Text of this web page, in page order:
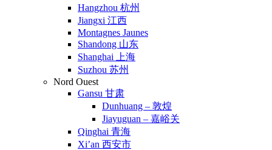
Hangzhou 杭州
Jiangxi 江西
Montagnes Jaunes
Shandong 山东
Shanghai 上海
Suzhou 苏州
Nord Ouest
Gansu 甘肃
Dunhuang – 敦煌
Jiayuguan – 嘉峪关
Qinghai 青海
Xi’an 西安市